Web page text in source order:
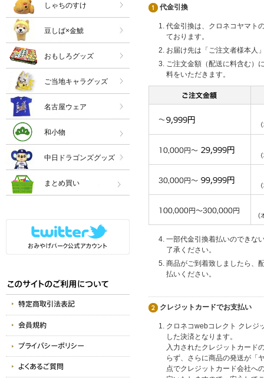
代金引換
代金引換は、クロネコヤマト
ております。
お届け先は「ご注文者様本人
ご注文金額（配送に料含む）
料をいただきます。
一部代金引換着払いのできな
了承ください。
商品がご到着致しましたら、
払いください。
クレジットカードでお支払い
クロネコwebコレクト クレジ
した決済となります。
入力されたクレジットカード
らず、さらに商品の発送が「
点でクレジットカード会社へ
しゃちのすけ
豆しば×金鯱
おもしろグッズ
ご当地キャラグッズ
名古屋ウェア
和小物
中日ドラゴンズグッズ
まとめ買い